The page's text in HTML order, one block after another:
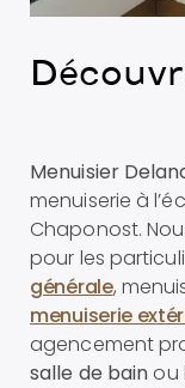
Menuisier
menuiserie à
Chaponost.
pour les
générale,
menuiserie
agencement
salle de bainou